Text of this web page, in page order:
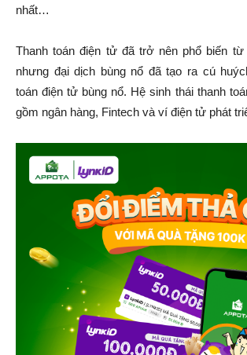
nhất…
Thanh toán điện tử đã trở nên phổ biến
nhưng đại dịch bùng nổ đã tạo ra cú
toán điện tử bùng nổ. Hệ sinh thái thanh
gồm ngân hàng, Fintech và ví điện tử phát